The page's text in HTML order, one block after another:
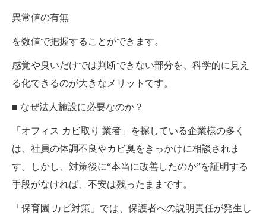
異常値の有無
を数値で把握することができます。
感覚や臭いだけでは判断できない部分を、科学的に見え
る化できるのが大きなメリットです。
■ なぜ法人施設に必要なのか？
「オフィス カビ取り 業者」を探している企業様の多く
は、社員の体調不良やカビ臭をきっかけに相談されま
す。しかし、対策後に“本当に改善したのか”を証明する
手段がなければ、不安は残ったままです。
「保育園 カビ対策」では、保護者への説明責任が発生し